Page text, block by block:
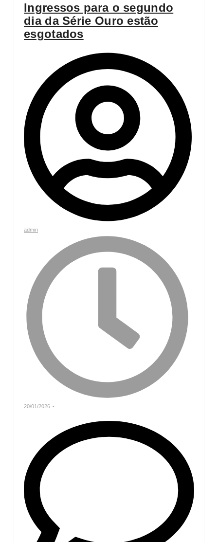
Ingressos para o segundo
dia da Série Ouro estão
esgotados
admin
20/01/2026 -